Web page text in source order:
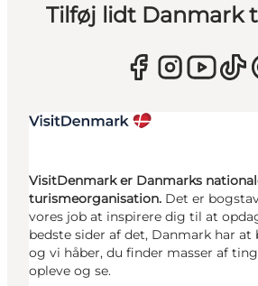
Tilføj lidt Danmark
VisitDenmark er Danmarks
turismeorganisation. Det er
vores job at inspirere dig til at
bedste sider af det, Danmark har at
og vi håber, du finder masser af
opleve og se.